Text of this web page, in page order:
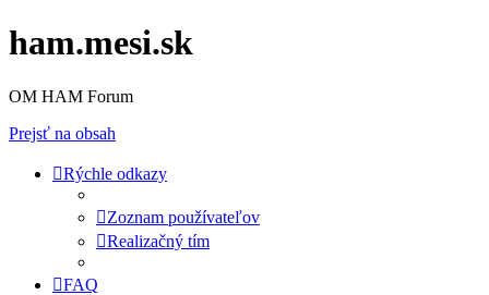
ham.mesi.sk
OM HAM Forum
Prejsť na obsah
Rýchle odkazy
Zoznam používateľov
Realizačný tím
FAQ